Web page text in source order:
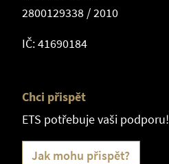
2800129338 / 2010
IČ: 41690184
Chci přispět
ETS potřebuje vaši podporu!
Jak mohu přispět?